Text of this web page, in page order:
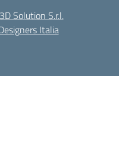
Solution S.r.l.
Italia